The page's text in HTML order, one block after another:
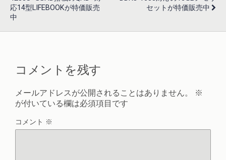
応14型LIFEBOOKが特価販売
中
セットが特価販売中
コメントを残す
メールアドレスが公開されることはありません。
※
が付いている欄は必須項目です
コメント ※